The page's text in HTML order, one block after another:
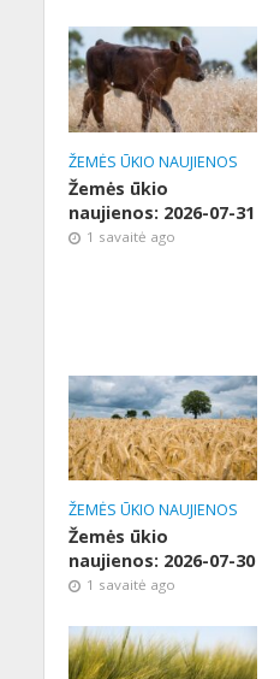
ŽEMĖS ŪKIO NAUJIENOS
Žemės ūkio
naujienos: 2026-07-31
1 savaitė ago
ŽEMĖS ŪKIO NAUJIENOS
Žemės ūkio
naujienos: 2026-07-30
1 savaitė ago